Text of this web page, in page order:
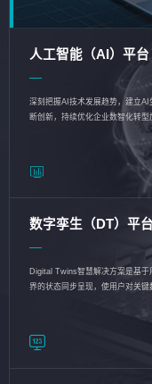
人工智能（AI）平台
深刻把握AI技术发展趋势，建立
断创新，持续优化企业数智化转
数字孪生（DT）平台
Digital Twins智慧解决方案是基于
界的状态同步呈现，使用户对关键